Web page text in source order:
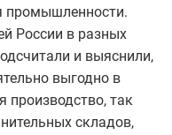
промышленности.
России в разных
и выяснили,
выгодно в
производство, так
складов,